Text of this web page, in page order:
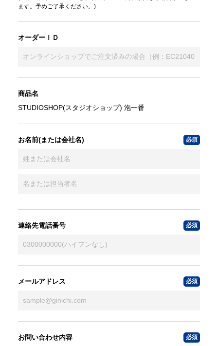
ます。予めご了承ください。)
オーダーＩＤ
商品名
STUDIOSHOP(スタジオショップ) 泡一番
お名前(または会社名)
連絡先電話番号
メールアドレス
お問い合わせ内容